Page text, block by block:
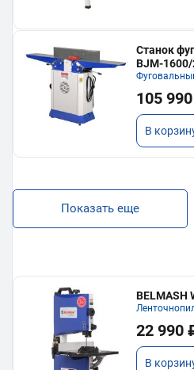
Станок
BJM-1600/
105
В
Показать еще
BELMASH
22 990
В